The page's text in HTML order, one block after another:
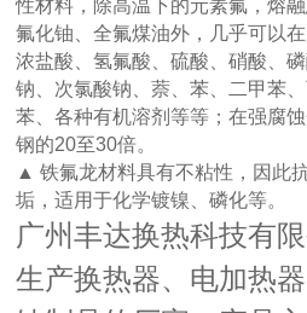
性材料，除高温下的元素氟，熔
氟化铀、全氟煤油外，几乎可以
浓盐酸、氢氟酸、硫酸、硝酸、
钠、次氯酸钠、萘、苯、二甲苯
苯、各种有机溶剂等等；在强腐
钢的20至30倍。
▲ 铁氟龙材料具有不粘性，因此
垢，适用于化学镀镍、磷化等。
广州丰达换热科技有
生产换热器、电加热器